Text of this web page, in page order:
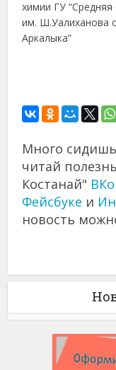
химии ГУ
им. Ш.Уалиханова
Аркалыка”
Много сидишь
читай
Костанай"
Фейсбуке и
новость